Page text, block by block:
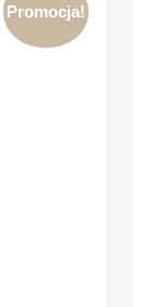
Promocja!